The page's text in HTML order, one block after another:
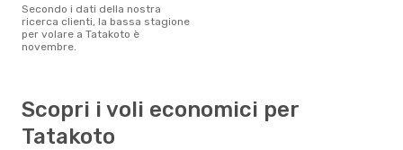
Secondo i dati della nostra
ricerca clienti, la bassa stagione
per volare a Tatakoto è
novembre.
Scopri i voli economici per
Tatakoto